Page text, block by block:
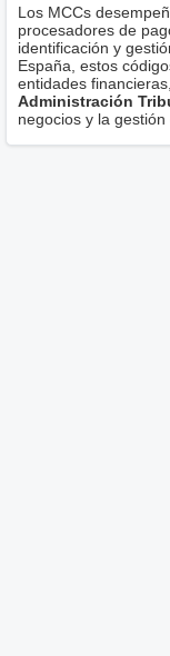
Los MCCs
procesadores de
identificación y
España, estos
entidades
Administración
negocios y la gestión